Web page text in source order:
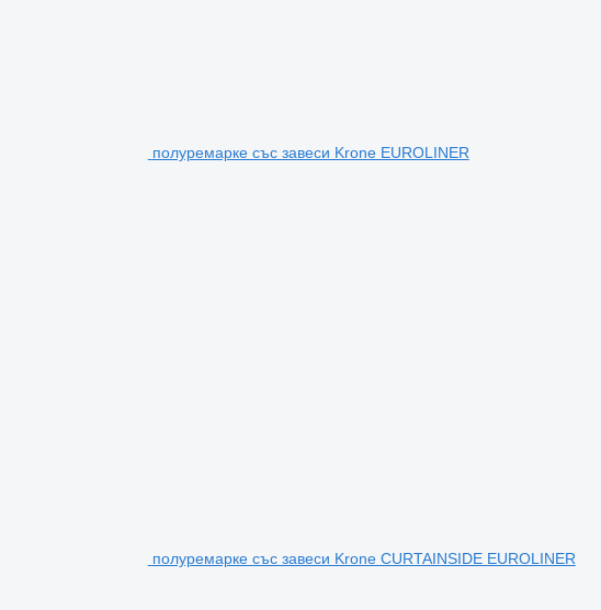
полуремарке със завеси Krone EUROLINER
полуремарке със завеси Krone CURTAINSIDE EUROLINER